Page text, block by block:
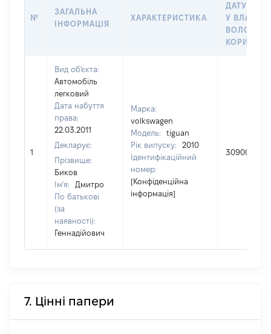
№
ЗАГАЛЬНА
ІНФОРМАЦІЯ
ХАРАКТЕРИСТИКА
ДАТУ
У
1
Вид об'єкта:
Автомобіль
легковий
Дата набуття
права:
22.03.2011
Декларує:
Прізвище:
Биков
Ім'я:
Дмитро
По батькові
(за
наявності):
Геннадійович
Марка:
volkswagen
Модель:
tiguan
Рік випуску:
2010
Ідентифікаційний
номер:
[Конфіденційна
інформація]
309000
7. Цінні папери